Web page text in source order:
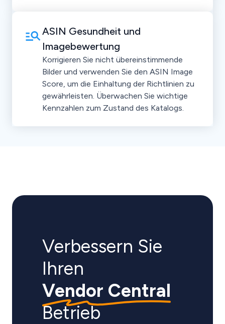
ASIN Gesundheit und
Imagebewertung
Korrigieren Sie nicht übereinstimmende
Bilder und verwenden Sie den ASIN Image
Score, um die Einhaltung der Richtlinien zu
gewährleisten. Überwachen Sie wichtige
Kennzahlen zum Zustand des Katalogs.
Verbessern Sie
Ihren
Vendor Central
Betrieb